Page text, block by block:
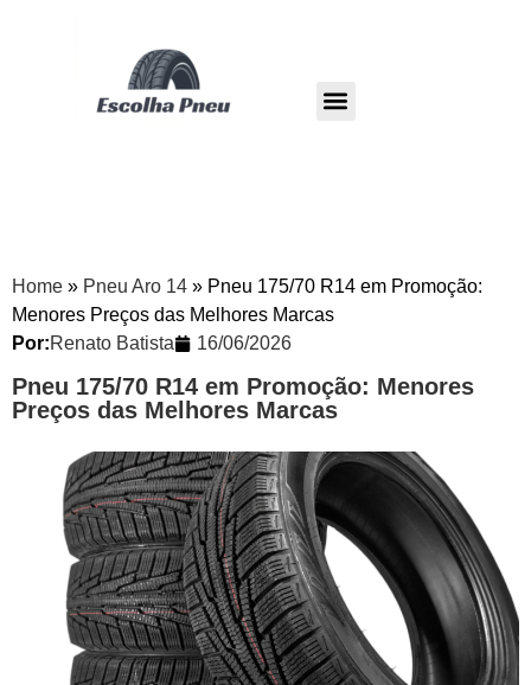
Home » Pneu Aro 14 » Pneu 175/70 R14 em Promoção:
Menores Preços das Melhores Marcas
Por:Renato Batista 16/06/2026
Pneu 175/70 R14 em Promoção: Menores
Preços das Melhores Marcas